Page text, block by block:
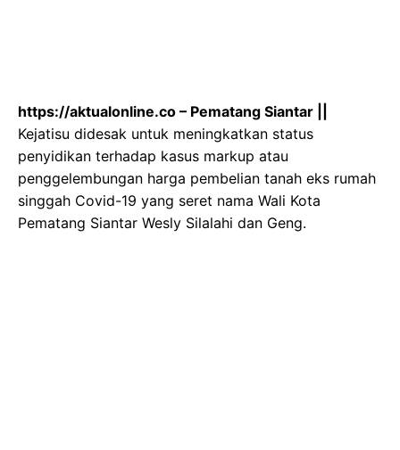
https://aktualonline.co – Pematang Siantar ||
Kejatisu didesak untuk meningkatkan status
penyidikan terhadap kasus markup atau
penggelembungan harga pembelian tanah eks rumah
singgah Covid-19 yang seret nama Wali Kota
Pematang Siantar Wesly Silalahi dan Geng.